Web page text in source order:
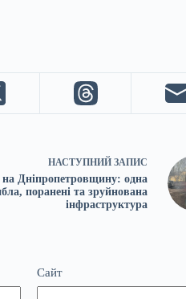
НАСТУПНИЙ ЗАПИС
Дніпропетровщину: одна
поранені та зруйнована
інфраструктура
Сайт